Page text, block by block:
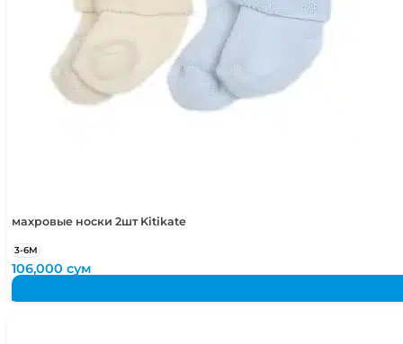
махровые носки 2шт Kitikate
3-6М
106,000сум